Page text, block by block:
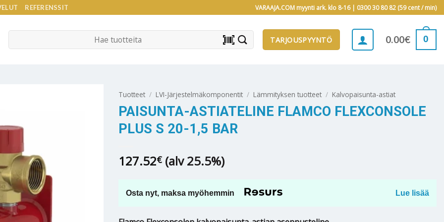
REFERENSSIT VARAAJA.COM myynti ark. klo 8-16 | 0300 30 80 82 (59 cent / min)
barcode_scanner TARJOUSPYYNTÖ 0.00€ 0
Tuotteet / LVI-Järjestelmäkomponentit / Lämmityksen tuotteet / Kalvopaisunta-astiat
PAISUNTA-ASTIATELINE FLAMCO FLEXCONSOLE
PLUS S 20-1,5 BAR
127.52€ (alv 25.5%)
Osta nyt, maksa myöhemmin Lue lisää